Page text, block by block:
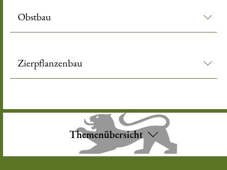
Obstbau
Zierpflanzenbau
Themenübersicht